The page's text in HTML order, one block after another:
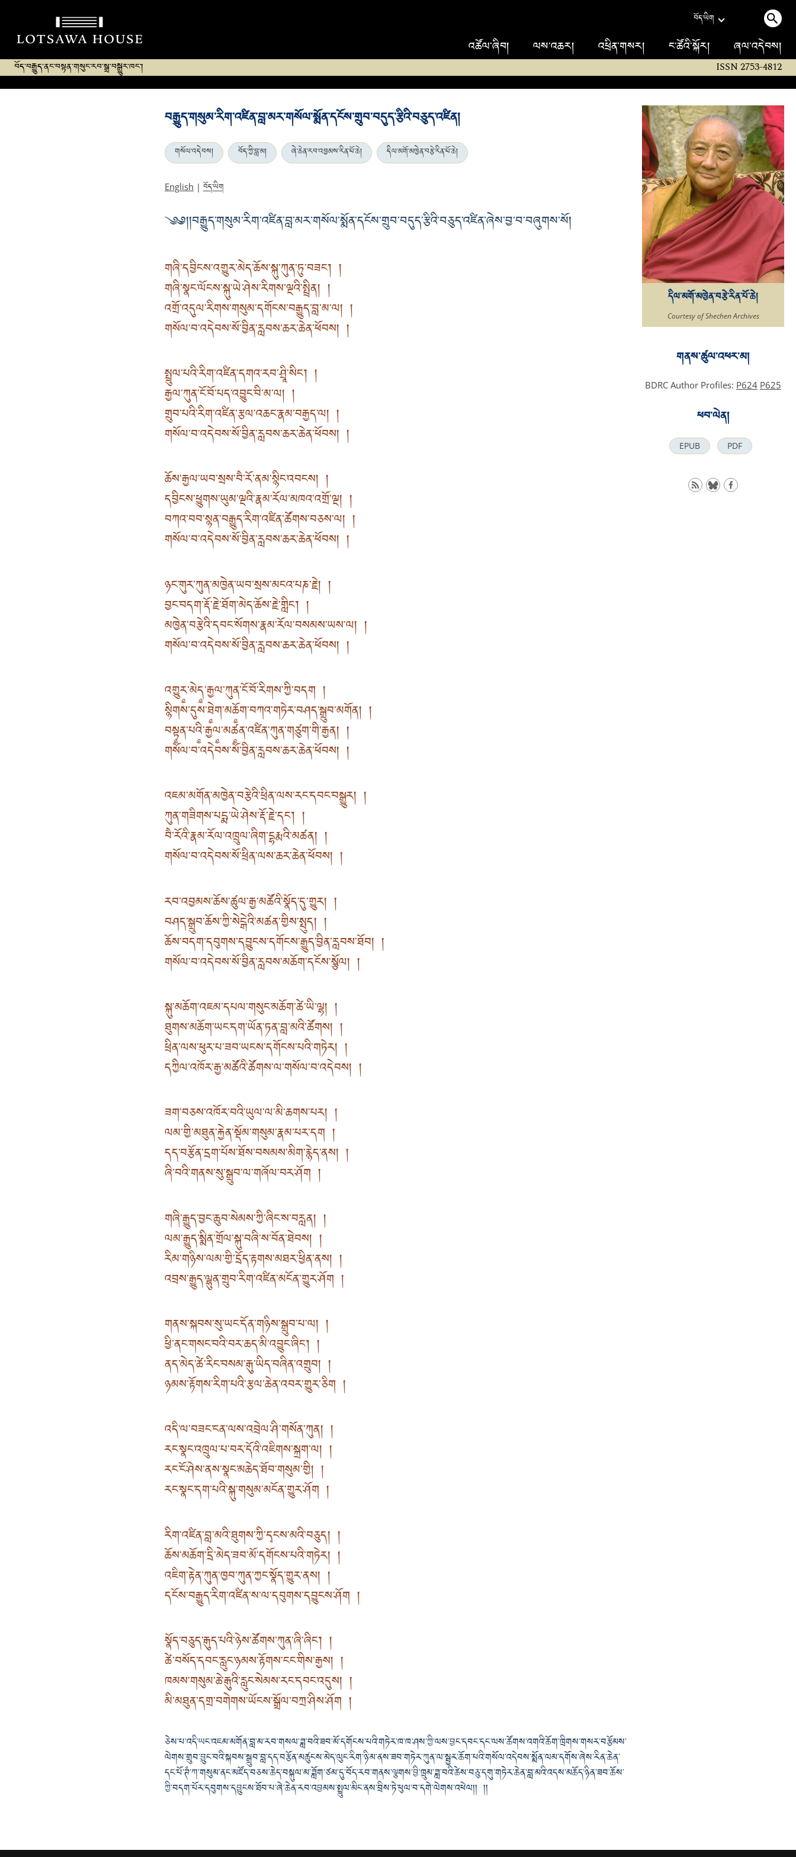
བོད་ཡིག
འཚོལ་ཞིབ། ལས་འཆར། འཕྲིན་གསར། ང་ཚོའི་སྐོར། ཞལ་འདེབས།
བོད་བརྒྱུད་ནང་བསྟན་གསུང་རབ་སྒྲ་བསྒྱུར་ཁང་། ISSN 2753-4812
བརྒྱུད་གསུམ་རིག་འཛིན་བླ་མར་གསོལ་སྨོན་དངོས་གྲུབ་བདུད་རྩིའི་བཅུད་འཛིན།
གསོལ་འདེབས། བོད་ཀྱི་བླ་མ། ཞེ་ཆེན་རབ་འབྱམས་རིན་པོ་ཆེ། དིལ་མགོ་མཁྱེན་བརྩེ་རིན་པོ་ཆེ།
English | བོད་ཡིག
༄༅།།བརྒྱུད་གསུམ་རིག་འཛིན་བླ་མར་གསོལ་སྨོན་དངོས་གྲུབ་བདུད་རྩིའི་བཅུད་འཛིན་ཞེས་བྱ་བ་བཞུགས་སོ།
གཞི་དབྱིངས་འགྱུར་མེད་ཆོས་སྐུ་ཀུན་ཏུ་བཟང་། །
གཞི་སྣང་ལོངས་སྐུ་ཡེ་ཤེས་རིགས་ལྔའི་སྤྲིན། །
འགྲོ་འདུལ་རིགས་གསུམ་དགོངས་བརྒྱུད་བླ་མ་ལ། །
གསོལ་བ་འདེབས་སོ་བྱིན་རླབས་ཆར་ཆེན་ཕོབས། །
སྤྲུལ་པའི་རིག་འཛིན་དགའ་རབ་ཤྲཱི་སིང་། །
རྒྱལ་ཀུན་ངོ་བོ་པད་འབྱུང་བི་མ་ལ། །
གྲུབ་པའི་རིག་འཛིན་རྩལ་འཆང་རྣམ་བརྒྱད་ལ། །
གསོལ་བ་འདེབས་སོ་བྱིན་རླབས་ཆར་ཆེན་ཕོབས། །
ཆོས་རྒྱལ་ཡབ་སྲས་བཻ་རོ་ནམ་སྙིང་འབངས། །
དབྱིངས་ཕྱུགས་ཡུམ་ལྔའི་རྣམ་རོལ་མཁའ་འགྲོ་ལྔ། །
བཀའ་བབ་སྙན་བརྒྱུད་རིག་འཛིན་ཚོགས་བཅས་ལ། །
གསོལ་བ་འདེབས་སོ་བྱིན་རླབས་ཆར་ཆེན་ཕོབས། །
ཉང་གུར་ཀུན་མཁྱེན་ཡབ་སྲས་མངའ་པཎ་རྗེ། །
བྱང་བདག་རྡོ་རྗེ་ཐོག་མེད་ཆོས་རྗེ་གླིང་། །
མཁྱེན་བརྩེའི་དབང་སོགས་རྣམ་རོལ་བསམས་ཡས་ལ། །
གསོལ་བ་འདེབས་སོ་བྱིན་རླབས་ཆར་ཆེན་ཕོབས། །
འགྱུར༵་མེད༵་རྒྱལ་ཀུན་ངོ་བོ་རིགས་ཀྱི་བདག །
སྙིགས་དུས་ཐེ༵ག་མཆོ༵ག་བཀའ་གཏེར་བཤད་སྒྲུབ་མགོན། །
བསྟ༵ན་པའི༵་རྒྱལ༵་མཚ༵ན་འཛིན་ཀུན་གཙུག་གི་རྒྱན། །
གསོལ་བ་འདེབས་སོ་བྱིན་རླབས་ཆར་ཆེན་ཕོབས། །
འཇམ་མགོན་མཁྱེན་བརྩེའི་ཕྲིན་ལས་རང་དབང་བསྒྱུར། །
ཀུན་གཟིགས་པདྨ་ཡེ་ཤེས་རྡོ་རྗེ་དང་། །
བཻ་རོའི་རྣམ་རོལ་འཁྲུལ་ཞིག་དྷརྨའི་མཚན། །
གསོལ་བ་འདེབས་སོ་ཕྲིན་ལས་ཆར་ཆེན་ཕོབས། །
རབ་འབྱམས་ཆོས་ཚུལ་རྒྱ་མཚོའི་སྣོད་དུ་གྱུར། །
བཤད་སྒྲུབ་ཆོས་ཀྱི་སེངྒེའི་མཚན་གྱིས་སྤུད། །
ཆོས་བདག་དབུགས་དབྱུངས་དགོངས་རྒྱུད་བྱིན་རླབས་ཐོབ། །
གསོལ་བ་འདེབས་སོ་བྱིན་རླབས་མཆོག་དངོས་སྩོལ། །
སྐུ་མཆོག་འཇམ་དཔལ་གསུང་མཆོག་ཚེ་ཡི་ལྷ། །
ཐུགས་མཆོག་ཡང་དག་ཡོན་ཏན་བླ་མའི་ཚོགས། །
ཕྲིན་ལས་ཕུར་པ་ཟབ་ཡངས་དགོངས་པའི་གཏེར། །
དཀྱིལ་འཁོར་རྒྱ་མཚོའི་ཚོགས་ལ་གསོལ་བ་འདེབས། །
ཟག་བཅས་འཁོར་བའི་ཡུལ་ལ་མི་ཆགས་པར། །
ལམ་གྱི་མཐུན་རྐྱེན་སྡོམ་གསུམ་རྣམ་པར་དག །
དད་བརྩོན་དྲག་པོས་ཐོས་བསམས་མིག་རྙེད་ནས། །
ཞི་བའི་གནས་སུ་སྒྲུབ་ལ་གཞོལ་བར་ཤོག །
གཞི་རྒྱུད་བྱང་ཆུབ་སེམས་ཀྱི་ཞིང་ས་བརླན། །
ལམ་རྒྱུད་སྨིན་གྲོལ་སྐུ་བཞི་ས་བོན་ཐེབས། །
རིམ་གཉིས་ལམ་གྱི་དྲོད་རྟགས་མཐར་ཕྱིན་ནས། །
འབྲས་རྒྱུད་ལྷུན་གྲུབ་རིག་འཛིན་མངོན་གྱུར་ཤོག །
གནས་སྐབས་སུ་ཡང་དོན་གཉིས་སྒྲུབ་པ་ལ། །
ཕྱི་ནང་གསང་བའི་བར་ཆད་མི་འབྱུང་ཞིང་། །
ནད་མེད་ཚེ་རིང་བསམ་རྒུ་ཡིད་བཞིན་འགྲུབ། །
ཉམས་རྟོགས་རིག་པའི་རྩལ་ཆེན་འབར་གྱུར་ཅིག །
འདི་ལ་བཟང་ངན་ལས་འབྲེལ་ཤི་གསོན་ཀུན། །
རང་སྣང་འཁྲུལ་པ་བར་དོའི་འཇིགས་སྐྲག་ལ། །
རང་ངོ་ཤེས་ནས་སྣང་མཆེད་ཐོབ་གསུམ་གྱི། །
རང་སྣང་དག་པའི་སྐུ་གསུམ་མངོན་གྱུར་ཤོག །
རིག་འཛིན་བླ་མའི་ཐུགས་ཀྱི་དྭངས་མའི་བཅུད། །
ཆོས་མཆོག་དྲི་མེད་ཟབ་མོ་དགོངས་པའི་གཏེར། །
འཇིག་རྟེན་ཀུན་ཁྱབ་ཀུན་ཀྱང་སྣོད་གྱུར་ནས། །
དངོས་བརྒྱུད་རིག་འཛིན་ས་ལ་དབུགས་དབྱུངས་ཤོག །
སྣོད་བཅུད་རྒུད་པའི་ཉེས་ཚོགས་ཀུན་ཞི་ཞིང་། །
ཚེ་བསོད་དབང་རླུང་ཉམས་རྟོགས་ངང་གིས་རྒྱས། །
ཁམས་གསུམ་ཆེ་རྒུའི་རླུང་སེམས་རང་དབང་འདུས། །
མི་མཐུན་དགྲ་བགེགས་ཡོངས་སྒྲོལ་བཀྲ་ཤིས་ཤོག །
ཅེས་པ་འདི་ཡང་འཇམ་མགོན་བླ་མ་རབ་གསལ་ཟླ་བའི་ཟབ་མོ་དགོངས་པའི་གཏེར་ཁ་ཁ་ཤས་ཀྱི་ལས་བྱང་དབང་དང་ལས་ཚོགས་འགའི་ཆོག་ཁྲིགས་གསར་བརྩོམས་
ལེགས་གྲུབ་བྱུང་བའི་སྐབས་སྒྲུབ་བླ་དད་བརྩོན་མཚུངས་མེད་ལུང་རིག་ཉི་མ་ནས་ཟབ་གཏེར་ཀུན་ལ་སྦྱར་ཆོག་པའི་གསོལ་འདེབས་སྨོན་ལམ་དགོས་ཞེས་རིན་ཆེན་
དང་པོ་ཊཾ་ཀ་གསུམ་ནང་མཛོད་བཅས་ཆེད་བསྐུལ་མ་ཟློག་ཙམ་དུ་བོད་རབ་གནས་ལྕགས་བྱི་ཁྲུམ་ཟླ་བའི་ཚེས་བཅུ་དགུ་གཏེར་ཆེན་བླ་མའི་འདས་མཆོད་ཉིན་ཟབ་ཆོས་
ཀྱི་བདག་པོར་དབུགས་དབྱུངས་ཐོབ་པ་ཞེ་ཆེན་རབ་འབྱམས་སྤྲུལ་མིང་ནས་བྲིས་ཏེ་ཕུལ་བ་དགེ་ལེགས་འཕེལ།། །།
དིལ་མགོ་མཁྱེན་བརྩེ་རིན་པོ་ཆེ།
Courtesy of Shechen Archives
གནས་ཚུལ་འཕར་མ།
BDRC Author Profiles: P624 P625
ཕབ་ལེན།
EPUB PDF